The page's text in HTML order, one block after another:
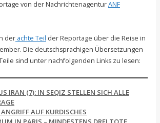
von der NachrichtenagenturANF
der achte Teil der Reportage über die Reise in
Die deutschsprachigen Übersetzungen
sind unter nachfolgenden Links zu lesen:
IRAN (7): IN SEQIZ STELLEN SICH ALLE
AUF KURDISCHES